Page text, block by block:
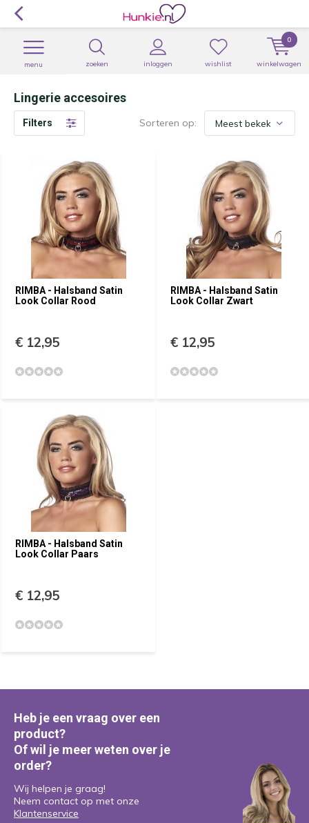
zoeken inloggen
menu wishlist winkelwagen
0
Lingerie accesoires
Filters Sorteren op:
RIMBA - Halsband Satin
Look Collar Rood
€ 12,95
RIMBA - Halsband Satin
Look Collar Zwart
€ 12,95
RIMBA - Halsband Satin
Look Collar Paars
€ 12,95
Heb je een vraag over een
product?
Of wil je meer weten over je
order?
Wij helpen je graag!
Neem contact op met onze
Klantenservice